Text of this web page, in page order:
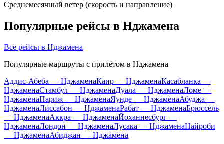
Среднемесячный ветер (скорость и направление)
Популярные рейсы в Нджамена
Все рейсы в Нджамена
Популярные маршруты с прилётом в Нджамена
Аддис-Абеба — НджаменаКаир — НджаменаКасабланка —
НджаменаСтамбул — НджаменаДуала — НджаменаЛоме —
НджаменаПариж — НджаменаЯунде — НджаменаАбуджа —
НджаменаЛиссабон — НджаменаРабат — НджаменаБрюссель
— НджаменаАккра — НджаменаЙоханнесбург —
НджаменаЛондон — НджаменаЛусака — НджаменаНайроби
— НджаменаАбиджан — Нджамена